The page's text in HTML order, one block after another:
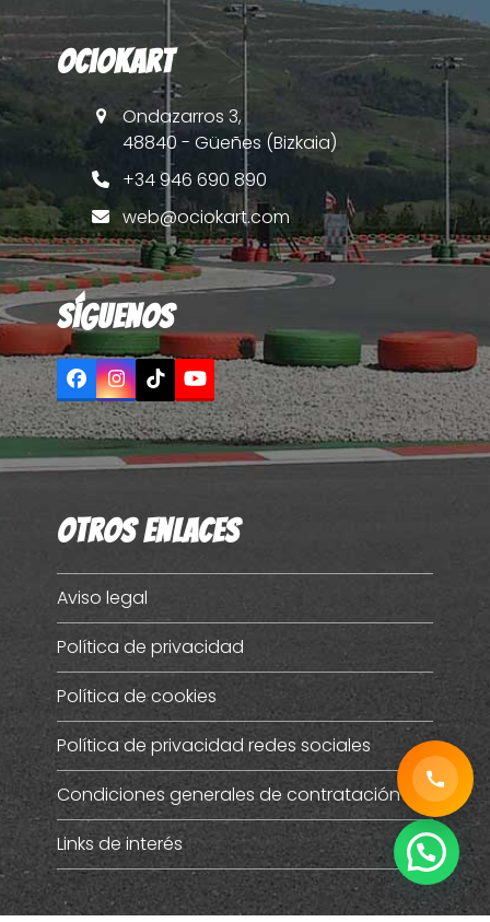
OcioKart
Ondazarros 3,
48840 - Güeñes (Bizkaia)
+34 946 690 890
web@ociokart.com
Síguenos
Facebook
Instagram
TiktokYouTube
Otros enlaces
Aviso legal
Política de privacidad
Política de cookies
Política de privacidad redes sociales
Condiciones generales de contratación
Links de interés